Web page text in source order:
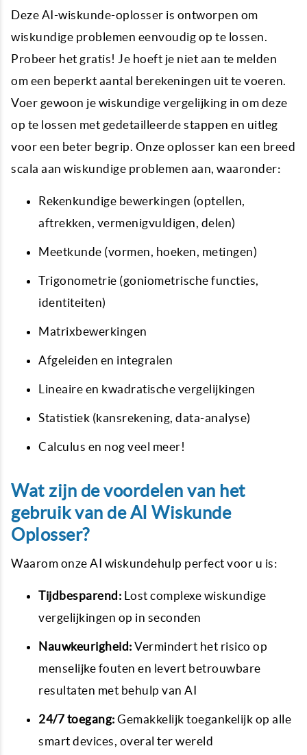
Deze AI-wiskunde-oplosser is ontworpen om
wiskundige problemen eenvoudig op te lossen.
Probeer het gratis! Je hoeft je niet aan te melden
om een ​​beperkt aantal berekeningen uit te voeren.
Voer gewoon je wiskundige vergelijking in om deze
op te lossen met gedetailleerde stappen en uitleg
voor een beter begrip. Onze oplosser kan een breed
scala aan wiskundige problemen aan, waaronder:
Rekenkundige bewerkingen (optellen,
aftrekken, vermenigvuldigen, delen)
Meetkunde (vormen, hoeken, metingen)
Trigonometrie (goniometrische functies,
identiteiten)
Matrixbewerkingen
Afgeleiden en integralen
Lineaire en kwadratische vergelijkingen
Statistiek (kansrekening, data-analyse)
Calculus en nog veel meer!
Wat zijn de voordelen van het
gebruik van de AI Wiskunde
Oplosser?
Waarom onze AI wiskundehulp perfect voor u is:
Tijdbesparend: Lost complexe wiskundige
vergelijkingen op in seconden
Nauwkeurigheid: Vermindert het risico op
menselijke fouten en levert betrouwbare
resultaten met behulp van AI
24/7 toegang: Gemakkelijk toegankelijk op alle
smart devices, overal ter wereld